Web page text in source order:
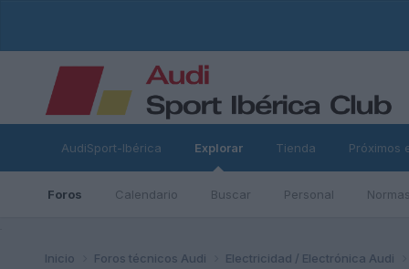
AudiSport-Ibérica Explorar
Foros Calendario Buscar Personal
Tienda Próximos
Inicio Foros técnicos Audi Electricidad / Electrónica Audi